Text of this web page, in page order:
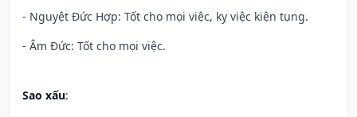
- Nguyệt Đức Hợp: Tốt cho mọi việc, kỵ việc kiện tụng.
- Âm Đức: Tốt cho mọi việc.
Sao xấu: